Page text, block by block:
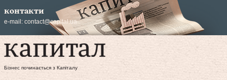
контакти
e-mail: contact@capital.ua
Бізнес починається з Капіталу